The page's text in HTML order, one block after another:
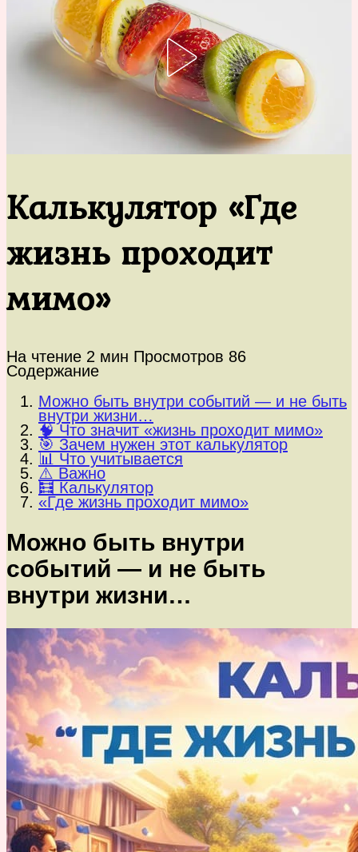
Калькулятор «Где
жизнь проходит
мимо»
На чтение 2 мин Просмотров 86
Содержание
Можно быть внутри событий — и не быть
внутри жизни…
🧠 Что значит «жизнь проходит мимо»
🎯 Зачем нужен этот калькулятор
📊 Что учитывается
⚠️ Важно
🧮 Калькулятор
«Где жизнь проходит мимо»
Можно быть внутри
событий — и не быть
внутри жизни…